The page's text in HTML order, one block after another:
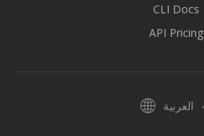
CLI Docs
API Pricing
العربية